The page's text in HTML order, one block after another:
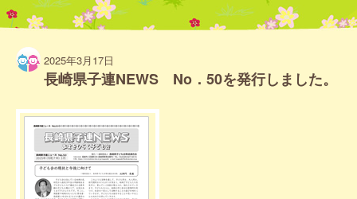
2025年3月17日
長崎県子連NEWS No．50を発行しました。